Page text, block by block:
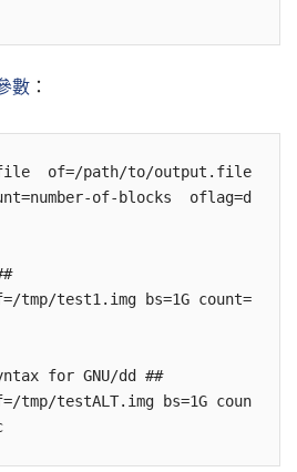
數 ：
of=/path/to/output.file
of-blocks  oflag=d
tmp/test1.img bs=1G count=
for GNU/dd ##
tmp/testALT.img bs=1G coun